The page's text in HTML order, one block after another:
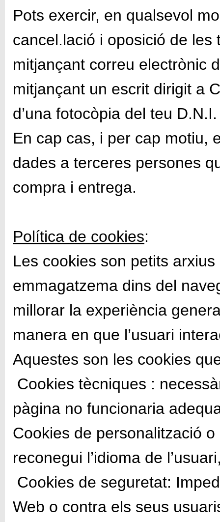
Pots exercir, en qualsevol
cancel.lació i oposició de
mitjançant correu electrònic
mitjançant un escrit dirigit a
d’una fotocòpia del teu D.N.I.
En cap cas, i per cap motiu,
dades a terceres persones
compra i entrega.
Política de cookies:
Les cookies son petits
emmagatzema dins del
millorar la experiència
manera en que l’usuari
Aquestes son les cookies
Cookies tècniques :
pàgina no funcionaria
Cookies de personalització
reconegui l’idioma de
Cookies de seguretat:
Web o contra els seus